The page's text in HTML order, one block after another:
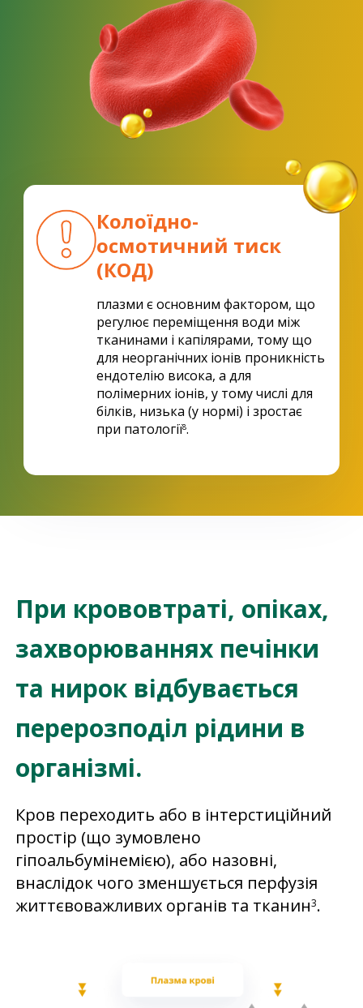
Колоїдно-
осмотичний тиск
(КОД)
плазми є основним фактором, що
регулює переміщення води між
тканинами і капілярами, тому що
для неорганічних іонів проникність
ендотелію висока, а для
полімерних іонів, у тому числі для
білків, низька (у нормі) і зростає
при патології8.
При крововтраті, опіках,
захворюваннях печінки
та нирок відбувається
перерозподіл рідини в
організмі.
Кров переходить або в інтерстиційний
простір (що зумовлено
гіпоальбумінемією), або назовні,
внаслідок чого зменшується перфузія
життєвоважливих органів та тканин3.